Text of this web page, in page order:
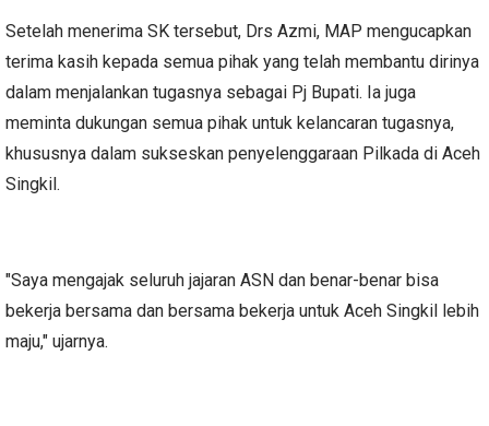
Setelah menerima SK tersebut, Drs Azmi, MAP mengucapkan
terima kasih kepada semua pihak yang telah membantu dirinya
dalam menjalankan tugasnya sebagai Pj Bupati. Ia juga
meminta dukungan semua pihak untuk kelancaran tugasnya,
khususnya dalam sukseskan penyelenggaraan Pilkada di Aceh
Singkil.
"Saya mengajak seluruh jajaran ASN dan benar-benar bisa
bekerja bersama dan bersama bekerja untuk Aceh Singkil lebih
maju," ujarnya.